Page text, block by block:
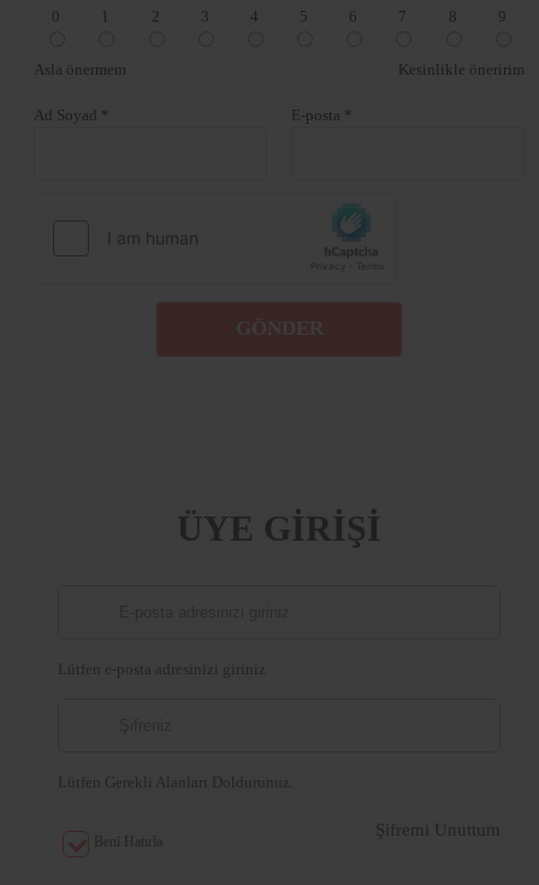
0
1 2 3 4 5 6 7 8 9
Asla önermem Kesinlikle öneririm
Ad Soyad * E-posta *
ÜYE GİRİŞİ
Lütfen e-posta adresinizi giriniz
Lütfen Gerekli Alanları Doldurunuz.
Beni Hatırla
Şifremi Unuttum